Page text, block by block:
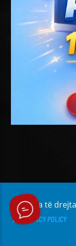
Të gjitha të
PRIVACY POLICY